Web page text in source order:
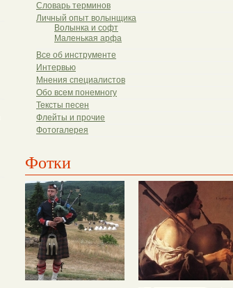
Словарь терминов
Личный опыт волынщика
Волынка и софт
Маленькая арфа
Все об инструменте
Интервью
Мнения специалистов
Обо всем понемногу
Тексты песен
Флейты и прочие
Фотогалерея
Фотки